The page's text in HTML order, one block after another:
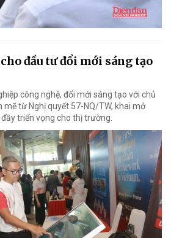
đầu tư đổi mới sáng tạo
công nghệ, đổi mới sáng tạo với chủ
từ Nghị quyết 57-NQ/TW, khai mở
triển vọng cho thị trường.